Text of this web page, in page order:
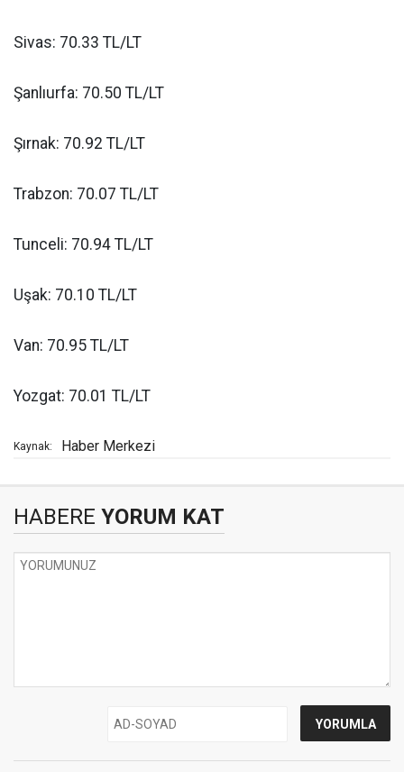
Sivas: 70.33 TL/LT
Şanlıurfa: 70.50 TL/LT
Şırnak: 70.92 TL/LT
Trabzon: 70.07 TL/LT
Tunceli: 70.94 TL/LT
Uşak: 70.10 TL/LT
Van: 70.95 TL/LT
Yozgat: 70.01 TL/LT
Kaynak: Haber Merkezi
HABERE YORUM KAT